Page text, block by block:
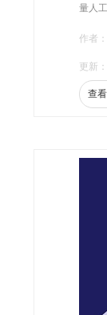
量人
客户
作者
更新
查